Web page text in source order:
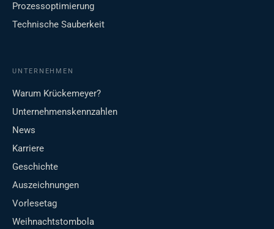
Prozessoptimierung
Technische Sauberkeit
UNTERNEHMEN
Warum Krückemeyer?
Unternehmenskennzahlen
News
Karriere
Geschichte
Auszeichnungen
Vorlesetag
Weihnachtstombola